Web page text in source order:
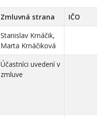
Zmluvná strana
IČO
Stanislav Krnáčik,
Marta Krnáčiková
Účastníci uvedení v
zmluve